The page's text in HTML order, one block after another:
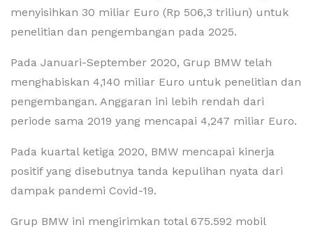
menyisihkan 30 miliar Euro (Rp 506,3 triliun) untuk
penelitian dan pengembangan pada 2025.
Pada Januari-September 2020, Grup BMW telah
menghabiskan 4,140 miliar Euro untuk penelitian dan
pengembangan. Anggaran ini lebih rendah dari
periode sama 2019 yang mencapai 4,247 miliar Euro.
Pada kuartal ketiga 2020, BMW mencapai kinerja
positif yang disebutnya tanda kepulihan nyata dari
dampak pandemi Covid-19.
Grup BMW ini mengirimkan total 675.592 mobil